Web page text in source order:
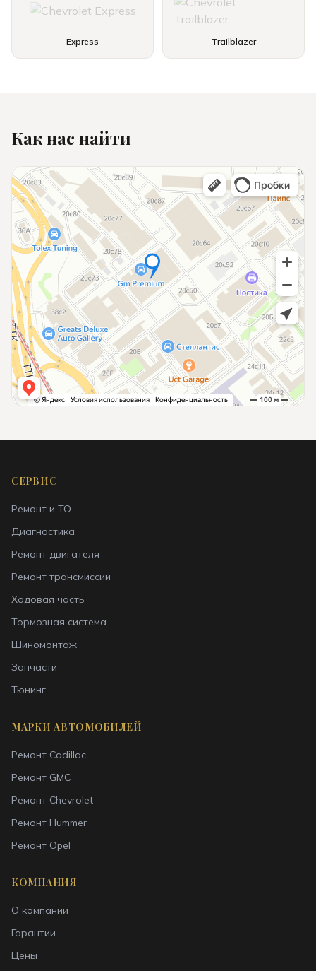
Express Trailblazer
Как нас найти
СЕРВИС
Ремонт и ТО
Диагностика
Ремонт двигателя
Ремонт трансмиссии
Ходовая часть
Тормозная система
Шиномонтаж
Запчасти
Тюнинг
МАРКИ АВТОМОБИЛЕЙ
Ремонт Cadillac
Ремонт GMC
Ремонт Chevrolet
Ремонт Hummer
Ремонт Opel
КОМПАНИЯ
О компании
Гарантии
Цены